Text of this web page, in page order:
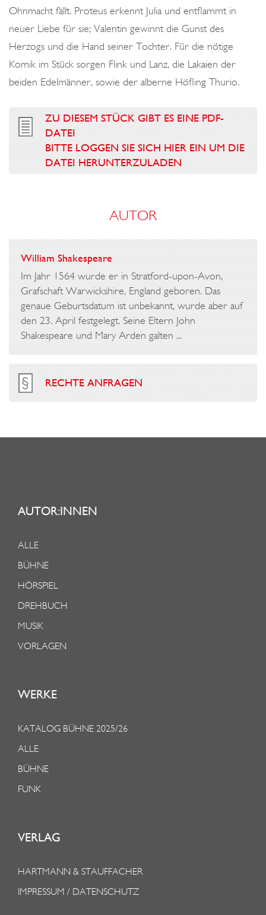
Ohnmacht fällt. Proteus erkennt Julia und entflammt in
neuer Liebe für sie; Valentin gewinnt die Gunst des
Herzogs und die Hand seiner Tochter. Für die nötige
Komik im Stück sorgen Flink und Lanz, die Lakaien der
beiden Edelmänner, sowie der alberne Höfling Thurio.
ZU DIESEM STÜCK GIBT ES EINE PDF-
DATEI
BITTE LOGGEN SIE SICH HIER EIN UM DIE
DATEI HERUNTERZULADEN
AUTOR
William Shakespeare
Im Jahr 1564 wurde er in Stratford-upon-Avon,
Grafschaft Warwickshire, England geboren. Das
genaue Geburtsdatum ist unbekannt, wurde aber auf
den 23. April festgelegt. Seine Eltern John
Shakespeare und Mary Arden galten ...
RECHTE ANFRAGEN
AUTOR:INNEN
ALLE
BÜHNE
HÖRSPIEL
DREHBUCH
MUSIK
VORLAGEN
WERKE
KATALOG BÜHNE 2025/26
ALLE
BÜHNE
FUNK
VERLAG
HARTMANN & STAUFFACHER
IMPRESSUM / DATENSCHUTZ